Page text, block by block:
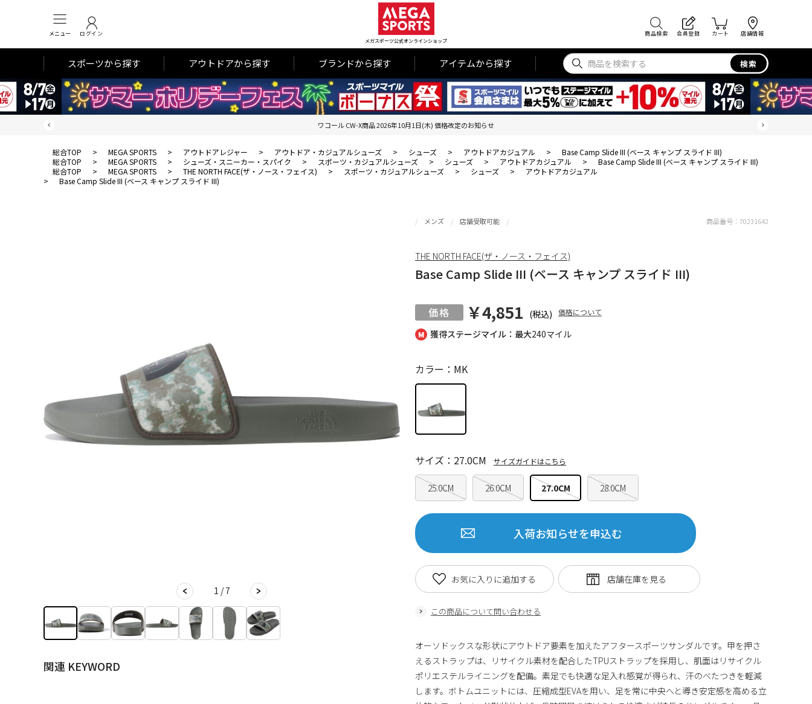
メニュー ログイン
メガスポーツ公式オンラインショップ
商品検索 会員登録 カート 店舗情報
スポーツから探す アウトドアから探す ブランドから探す アイテムから探す 検索
ワコール CW-X商品 2026年10月1日(木) 価格改定のお知らせ
総合TOP > MEGA SPORTS > アウトドアレジャー > アウトドア・カジュアルシューズ > シューズ > アウトドアカジュアル >
Base Camp Slide III (ベース キャンプ スライド III)
総合TOP
> MEGA SPORTS > シューズ・スニーカー・スパイク > スポーツ・カジュアルシューズ > シューズ > アウトドアカジュアル >
Base Camp Slide III (ベース キャンプ スライド III)
総合TOP
> MEGA SPORTS > THE NORTH FACE(ザ・ノース・フェイス) > スポーツ・カジュアルシューズ > シューズ >
アウトドアカジュアル
>
Base Camp Slide III (ベース キャンプ スライド III)
1 / 7
関連 KEYWORD
獲得ステージマイル：最大240マイル
メンズ 店舗受取可能
Base Camp Slide III (ベース キャンプ スライド III)
￥4,851 (税込) 価格について
カラー：MK
25.0CM 26.0CM 27.0CM 28.0CM
サイズ：27.0CM サイズガイドはこちら
入荷お知らせを申込む
この商品について問い合わせる
お気に入りに追加する
商品番号： 70231642
THE NORTH FACE(ザ・ノース・フェイス)
オーソドックスな形状にアウトドア要素を加えたアフタースポーツサンダルです。甲を押さ
えるストラップは、リサイクル素材を配合したTPUストラップを採用し、肌面はリサイクル
ポリエステルライニングを配備。素足でも快適な足入れ感覚が得られ、汗のべたつきを軽減
します。ボトムユニットには、圧縮成型EVAを用い、足を常に中央へと導き安定感を高める立